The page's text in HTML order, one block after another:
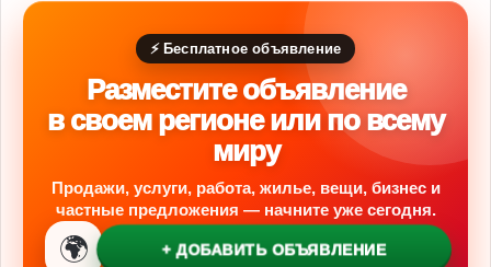
⚡ Бесплатное объявление
Разместите объявление
в своем регионе или по всему
миру
Продажи, услуги, работа, жилье, вещи, бизнес и
частные предложения — начните уже сегодня.
🌍 + ДОБАВИТЬ ОБЪЯВЛЕНИЕ